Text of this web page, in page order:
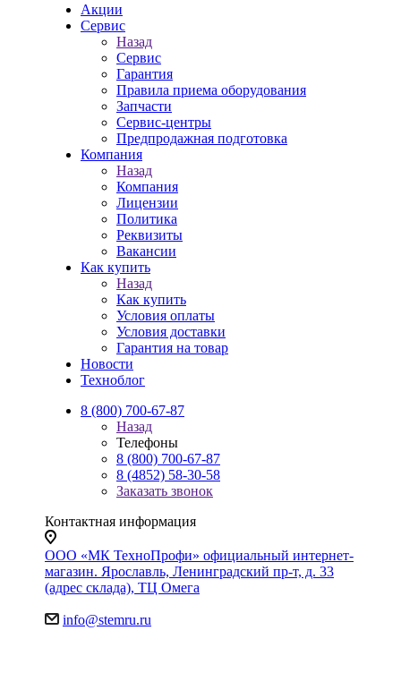
Акции
Сервис
Назад
Сервис
Гарантия
Правила приема оборудования
Запчасти
Сервис-центры
Предпродажная подготовка
Компания
Назад
Компания
Лицензии
Политика
Реквизиты
Вакансии
Как купить
Назад
Как купить
Условия оплаты
Условия доставки
Гарантия на товар
Новости
Техноблог
8 (800) 700-67-87
Назад
Телефоны
8 (800) 700-67-87
8 (4852) 58-30-58
Заказать звонок
Контактная информация
ООО «МК ТехноПрофи» официальный интернет-
магазин. Ярославль, Ленинградский пр-т, д. 33
(адрес склада), ТЦ Омега
info@stemru.ru